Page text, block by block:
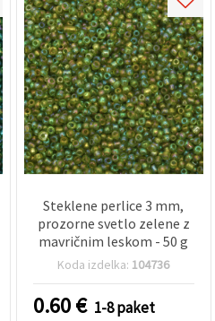
Steklene perlice 3 mm,
prozorne svetlo zelene z
mavričnim leskom - 50 g
Koda izdelka: 104736
0.60€ 1-8 paket